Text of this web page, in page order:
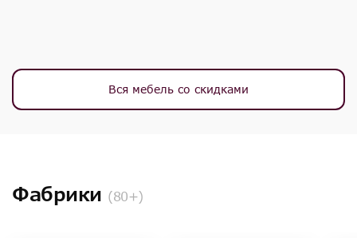
Вся мебель со скидками
Фабрики (80+)